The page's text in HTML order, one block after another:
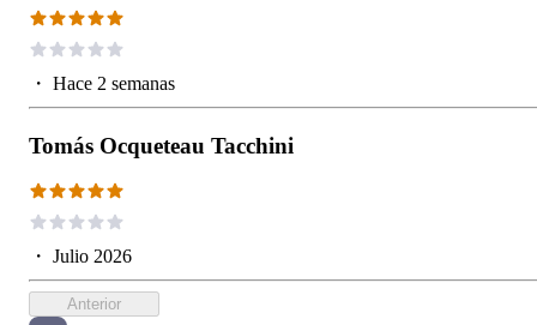
・ Hace 2 semanas
Tomás Ocqueteau Tacchini
・ Julio 2026
Anterior